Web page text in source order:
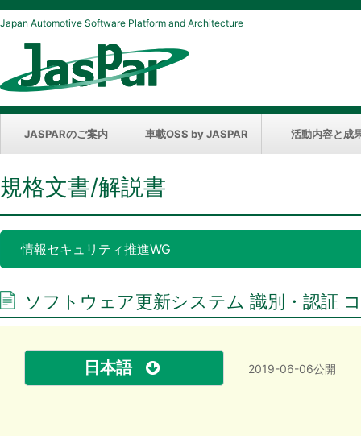
Japan Automotive Software Platform and Architecture
JASPARのご案内 車載OSS by JASPAR 活動内容と成
規格文書/解説書
情報セキュリティ推進WG
ソフトウェア更新システム 識別・認証
日本語 2019-06-06公開